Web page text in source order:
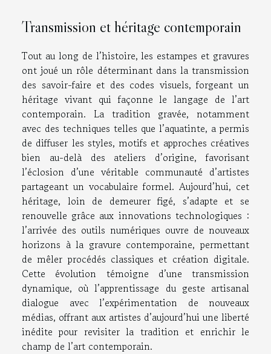
Transmission et héritage contemporain
Tout au long de l’histoire, les estampes et gravures
ont joué un rôle déterminant dans la transmission
des savoir-faire et des codes visuels, forgeant un
héritage vivant qui façonne le langage de l’art
contemporain. La tradition gravée, notamment
avec des techniques telles que l’aquatinte, a permis
de diffuser les styles, motifs et approches créatives
bien au-delà des ateliers d’origine, favorisant
l’éclosion d’une véritable communauté d’artistes
partageant un vocabulaire formel. Aujourd’hui, cet
héritage, loin de demeurer figé, s’adapte et se
renouvelle grâce aux innovations technologiques :
l’arrivée des outils numériques ouvre de nouveaux
horizons à la gravure contemporaine, permettant
de mêler procédés classiques et création digitale.
Cette évolution témoigne d’une transmission
dynamique, où l’apprentissage du geste artisanal
dialogue avec l’expérimentation de nouveaux
médias, offrant aux artistes d’aujourd’hui une liberté
inédite pour revisiter la tradition et enrichir le
champ de l’art contemporain.